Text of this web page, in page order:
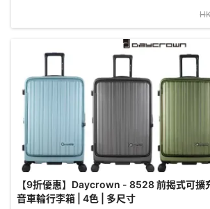
【9折優惠】Daycrown - 8528 前揭式可
音車輪行李箱 | 4色 | 多尺寸